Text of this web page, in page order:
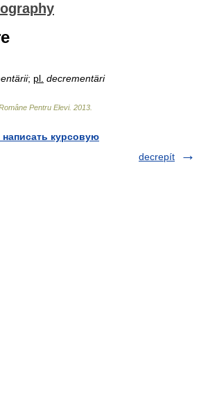
; pl. decrementäri
Pentru Elevi. 2013
курсовую
decrepít